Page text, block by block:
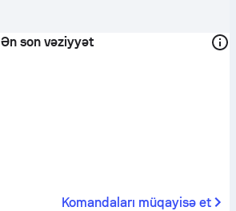
Ən son vəziyyət
Komandaları müqayisə et